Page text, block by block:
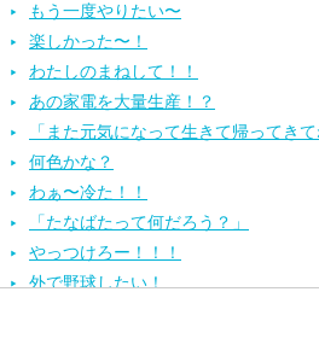
もう一度やりたい〜
楽しかった〜！
わたしのまねして！！
あの家電を大量生産！？
「また元気になって生きて帰ってき
何色かな？
わぁ〜冷た！！
「たなばたって何だろう？」
やっつけろー！！！
外で野球したい！